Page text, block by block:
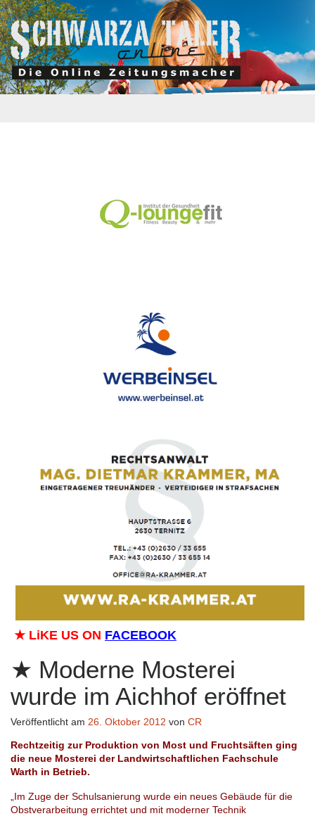
★ LiKE US ON FACEBOOK
Moderne Mosterei
wurde im Aichhof eröffnet
Veröffentlicht am 26. Oktober 2012 von CR
Rechtzeitig zur Produktion von Most und Fruchtsäften ging
die neue Mosterei der Landwirtschaftlichen Fachschule
Warth in Betrieb.
„Im Zuge der Schulsanierung wurde ein neues Gebäude für die
Obstverarbeitung errichtet und mit moderner Technik